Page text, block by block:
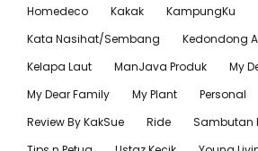
Homedeco
Kakak
KampungKu
Kata Nasihat/Sembang
Kedondong
Kelapa Laut
ManJava Produk
My
My Dear Family
My Plant Personal
Review By KakSue
Ride Sambutan